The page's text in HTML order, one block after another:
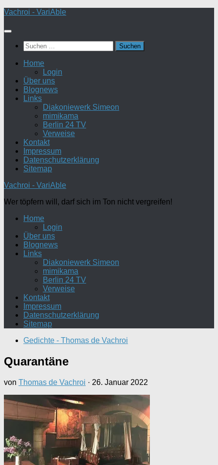
Zum
springen
Vachroi - VariAble
Suchen
nach:
Home
Login
Über uns
Blognews
Links
Diakoniewerk Simeon
mimikama
Berlin 24 TV
Verweise
Kontakt
Impressum
Datenschutzerklärung
Sitemap
Vachroi - VariAble
Wer töpfern will, darf sich im Ton nicht vergreifen!
Home
Login
Über uns
Blognews
Links
Diakoniewerk Simeon
mimikama
Berlin 24 TV
Verweise
Kontakt
Impressum
Datenschutzerklärung
Sitemap
Gedichte - Thomas de Vachroi
Quarantäne
von Thomas de Vachroi · 26. Januar 2022